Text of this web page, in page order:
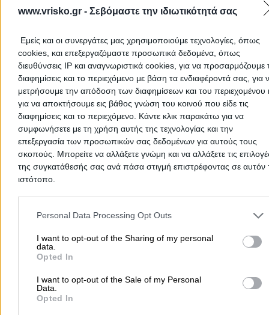
www.vrisko.gr - Σεβόμαστε την ιδιωτικότητά σας
Εμείς και οι συνεργάτες μας χρησιμοποιούμε τεχνολογίες, όπως
cookies, και επεξεργαζόμαστε προσωπικά δεδομένα, όπως
διευθύνσεις IP και αναγνωριστικά cookies, για να προσαρμόζουμε
διαφημίσεις και το περιεχόμενο με βάση τα ενδιαφέροντά σας, για
μετρήσουμε την απόδοση των διαφημίσεων και του περιεχομένου
για να αποκτήσουμε εις βάθος γνώση του κοινού που είδε τις
διαφημίσεις και το περιεχόμενο. Κάντε κλικ παρακάτω για να
συμφωνήσετε με τη χρήση αυτής της τεχνολογίας και την
επεξεργασία των προσωπικών σας δεδομένων για αυτούς τους
σκοπούς. Μπορείτε να αλλάξετε γνώμη και να αλλάξετε τις
της συγκατάθεσής σας ανά πάσα στιγμή επιστρέφοντας σε αυτόν
ιστότοπο.
Please note that this website/app uses one or more Google
and may gather and store information including but not limited to
to Google and its third-party tags to use your data for below
purposes in below Google consent section.
Personal Data Processing Opt Outs
I want to opt-out of the Sharing of my personal
data.
Opted In
I want to opt-out of the Sale of my Personal
Data.
Opted In
Τηλέφωνο: 6931090505
Στην ενότητα Cocktail Barμπορείτε να βρείτε πληροφορίες για
Cocktail BarσεΚαταστάρι. Δείτε την καταχώρηση που σας
ενδιαφέρει στο χάρτη και μέσα από την υπηρεσία Δρομολόγηση
λαμβάνετε αναλυτικές οδηγίες πρόσβασης.
Cocktail Bar Ζακύνθου
Cocktail Bar
Αρχική Νομός ΖΑΚΥΝΘΟΥ Καταστάρι Cocktail Bar
Δημοφιλείς Αναζητήσεις
Ψυχολόγοι
Παιδικοί Σταθμοί
Οδοντίατροι
Συνεργεία Αυτοκινήτων
Υδραυλικοί - Υδραυλικές Εγκαταστάσεις
περισσότερα >>